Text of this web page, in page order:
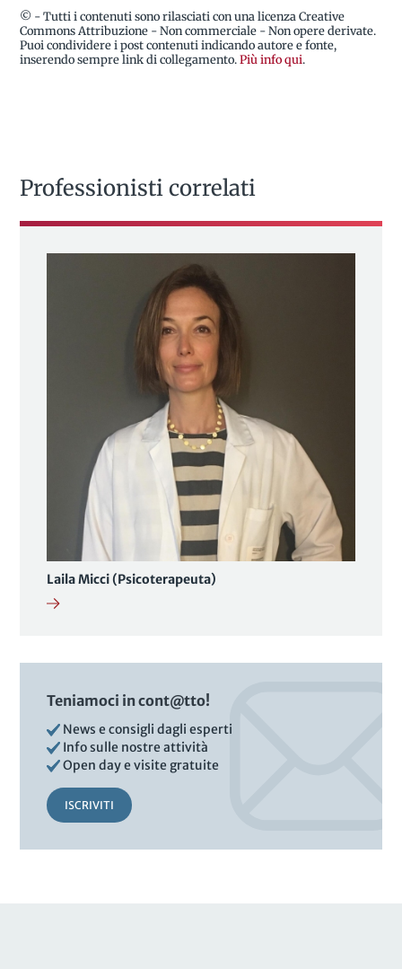
© - Tutti i contenuti sono rilasciati con una licenza Creative
Commons Attribuzione - Non commerciale - Non opere derivate.
Puoi condividere i post contenuti indicando autore e fonte,
inserendo sempre link di collegamento.Più info qui.
Professionisti correlati
Laila Micci (Psicoterapeuta)
Teniamoci in cont@tto!
News e consigli dagli esperti
Info sulle nostre attività
Open day e visite gratuite
ISCRIVITI